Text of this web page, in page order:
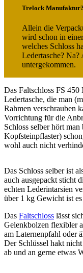
Trelock
Allein die
wird schon in
welches Schloss
Ledertasche?
untergekommen.
Das Faltschloss FS
Ledertasche, die man
Rahmen verschrauben
Vorrichtung für die
Schloss selber hört
Kopfsteinpflaster)
wohl auch nicht
Das Schloss selber ist
auch ausgepackt sticht
echten Lederintarsien
über 1 kg Gewicht ist
Das Faltschloss lässt
Gelenkbolzen flexibler
am Laternenpfahl oder
Der Schlüssel hakt
ab und an gerne etwas